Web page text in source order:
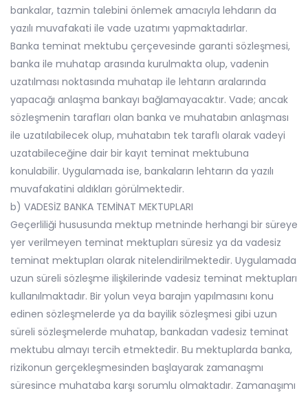
bankalar, tazmin talebini önlemek amacıyla lehdarın da
yazılı muvafakati ile vade uzatımı yapmaktadırlar.
Banka teminat mektubu çerçevesinde garanti sözleşmesi,
banka ile muhatap arasında kurulmakta olup, vadenin
uzatılması noktasında muhatap ile lehtarın aralarında
yapacağı anlaşma bankayı bağlamayacaktır. Vade; ancak
sözleşmenin tarafları olan banka ve muhatabın anlaşması
ile uzatılabilecek olup, muhatabın tek taraflı olarak vadeyi
uzatabileceğine dair bir kayıt teminat mektubuna
konulabilir. Uygulamada ise, bankaların lehtarın da yazılı
muvafakatini aldıkları görülmektedir.
b) VADESİZ BANKA TEMİNAT MEKTUPLARI
Geçerliliği hususunda mektup metninde herhangi bir süreye
yer verilmeyen teminat mektupları süresiz ya da vadesiz
teminat mektupları olarak nitelendirilmektedir. Uygulamada
uzun süreli sözleşme ilişkilerinde vadesiz teminat mektupları
kullanılmaktadır. Bir yolun veya barajın yapılmasını konu
edinen sözleşmelerde ya da bayilik sözleşmesi gibi uzun
süreli sözleşmelerde muhatap, bankadan vadesiz teminat
mektubu almayı tercih etmektedir. Bu mektuplarda banka,
rizikonun gerçekleşmesinden başlayarak zamanaşmı
süresince muhataba karşı sorumlu olmaktadır. Zamanaşımı